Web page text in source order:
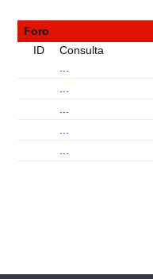
Foro
ID
Consulta